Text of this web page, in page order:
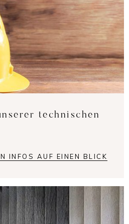
technischen
INFOS AUF EINEN BLICK